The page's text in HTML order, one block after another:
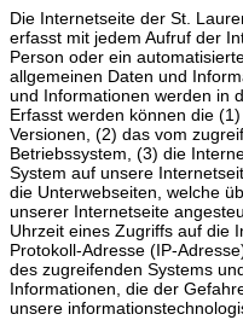
Die Internetseite der St.
erfasst mit jedem Aufruf der
Person oder ein
allgemeinen Daten und
und Informationen werden in
Erfasst werden können die
Versionen, (2) das vom
Betriebssystem, (3) die
System auf unsere
die Unterwebseiten, welche
unserer Internetseite
Uhrzeit eines Zugriffs auf die
Protokoll-Adresse (IP-
des zugreifenden Systems
Informationen, die der
unsere